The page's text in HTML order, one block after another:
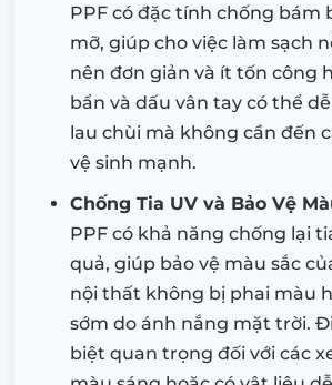
PPF có đặc tính chống bám
mỡ, giúp cho việc làm sạch
nên đơn giản và ít tốn công
bẩn và dấu vân tay có thể
lau chùi mà không cần đến
vệ sinh mạnh.
Chống Tia UV và Bảo Vệ
PPF có khả năng chống lại
quả, giúp bảo vệ màu sắc
nội thất không bị phai màu
sớm do ánh nắng mặt trời.
biệt quan trọng đối với các